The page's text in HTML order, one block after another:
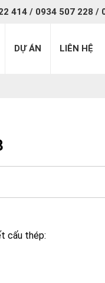
414 / 0934 507 228 /
DỰ ÁN LIÊN HỆ
cấu thép: